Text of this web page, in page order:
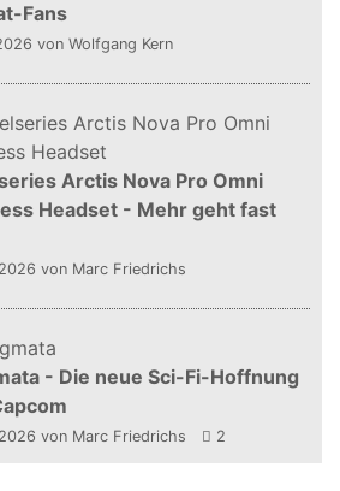
Fans
von Wolfgang Kern
Arctis Nova Pro Omni
Headset - Mehr geht fast
von Marc Friedrichs
- Die neue Sci-Fi-Hoffnung
von Marc Friedrichs 2